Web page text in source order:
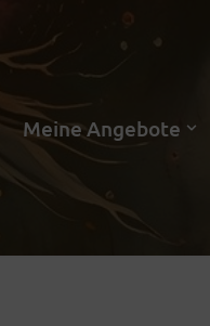
Meine Angebote